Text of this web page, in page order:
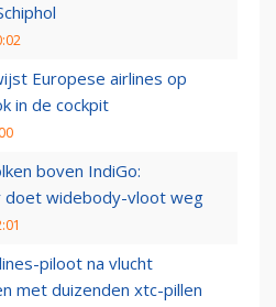
Europese airlines op
in de cockpit
boven IndiGo:
doet widebody-vloot weg
piloot na vlucht
met duizenden xtc-pillen